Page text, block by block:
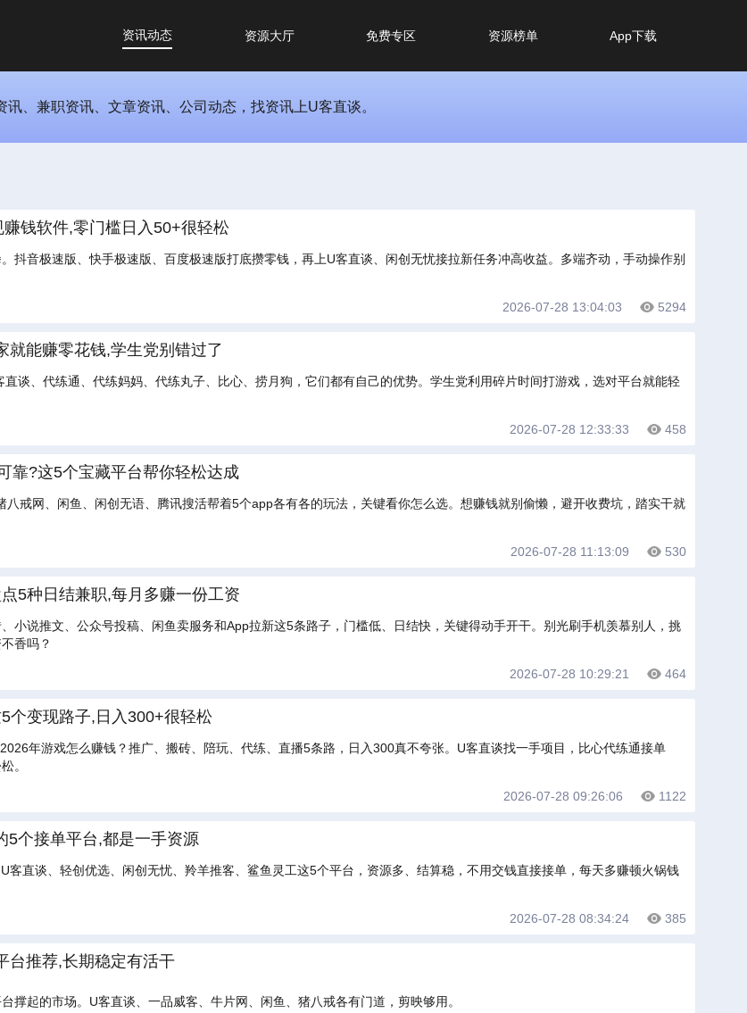
资讯动态 资源大厅 免费专区 资源榜单 App下载
、兼职资讯、文章资讯、公司动态，找资讯上U客直谈。
钱软件,零门槛日入50+很轻松
抖音极速版、快手极速版、百度极速版打底攒零钱，再上U客直谈、闲创无忧接拉新任务冲高收益。多端齐动，手动操作别
2026-07-28 13:04:03 5294
就能赚零花钱,学生党别错过了
谈、代练通、代练妈妈、代练丸子、比心、捞月狗，它们都有自己的优势。学生党利用碎片时间打游戏，选对平台就能轻
2026-07-28 12:33:33 458
靠?这5个宝藏平台帮你轻松达成
戒网、闲鱼、闲创无语、腾讯搜活帮着5个app各有各的玩法，关键看你怎么选。想赚钱就别偷懒，避开收费坑，踏实干就
2026-07-28 11:13:09 530
5种日结兼职,每月多赚一份工资
小说推文、公众号投稿、闲鱼卖服务和App拉新这5条路子，门槛低、日结快，关键得动手开干。别光刷手机羡慕别人，挑
香吗？
2026-07-28 10:29:21 464
个变现路子,日入300+很轻松
年游戏怎么赚钱？推广、搬砖、陪玩、代练、直播5条路，日入300真不夸张。U客直谈找一手项目，比心代练通接单
。
2026-07-28 09:26:06 1122
5个接单平台,都是一手资源
客直谈、轻创优选、闲创无忧、羚羊推客、鲨鱼灵工这5个平台，资源多、结算稳，不用交钱直接接单，每天多赚顿火锅钱
2026-07-28 08:34:24 385
台推荐,长期稳定有活干
撑起的市场。U客直谈、一品威客、牛片网、闲鱼、猪八戒各有门道，剪映够用。